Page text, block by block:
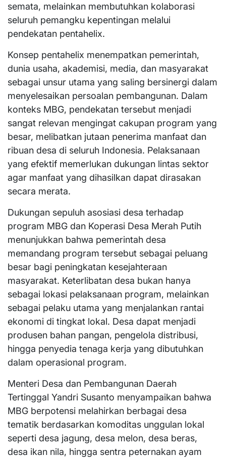
semata, melainkan membutuhkan kolaborasi
seluruh pemangku kepentingan melalui
pendekatan pentahelix.
Konsep pentahelix menempatkan pemerintah,
dunia usaha, akademisi, media, dan masyarakat
sebagai unsur utama yang saling bersinergi dalam
menyelesaikan persoalan pembangunan. Dalam
konteks MBG, pendekatan tersebut menjadi
sangat relevan mengingat cakupan program yang
besar, melibatkan jutaan penerima manfaat dan
ribuan desa di seluruh Indonesia. Pelaksanaan
yang efektif memerlukan dukungan lintas sektor
agar manfaat yang dihasilkan dapat dirasakan
secara merata.
Dukungan sepuluh asosiasi desa terhadap
program MBG dan Koperasi Desa Merah Putih
menunjukkan bahwa pemerintah desa
memandang program tersebut sebagai peluang
besar bagi peningkatan kesejahteraan
masyarakat. Keterlibatan desa bukan hanya
sebagai lokasi pelaksanaan program, melainkan
sebagai pelaku utama yang menjalankan rantai
ekonomi di tingkat lokal. Desa dapat menjadi
produsen bahan pangan, pengelola distribusi,
hingga penyedia tenaga kerja yang dibutuhkan
dalam operasional program.
Menteri Desa dan Pembangunan Daerah
Tertinggal Yandri Susanto menyampaikan bahwa
MBG berpotensi melahirkan berbagai desa
tematik berdasarkan komoditas unggulan lokal
seperti desa jagung, desa melon, desa beras,
desa ikan nila, hingga sentra peternakan ayam